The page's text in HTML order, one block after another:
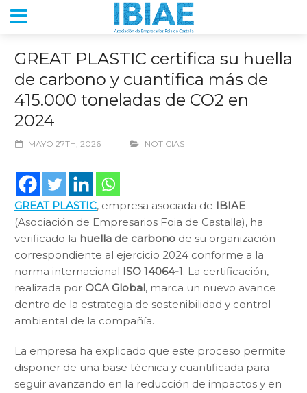
GREAT PLASTIC certifica su huella
de carbono y cuantifica más de
415.000 toneladas de CO2 en
2024
MAYO 27TH, 2026 NOTICIAS
GREAT PLASTIC, empresa asociada de IBIAE
(Asociación de Empresarios Foia de Castalla), ha
verificado la huella de carbono de su organización
correspondiente al ejercicio 2024 conforme a la
norma internacional ISO 14064-1. La certificación,
realizada por OCA Global, marca un nuevo avance
dentro de la estrategia de sostenibilidad y control
ambiental de la compañía.
La empresa ha explicado que este proceso permite
disponer de una base técnica y cuantificada para
seguir avanzando en la reducción de impactos y en